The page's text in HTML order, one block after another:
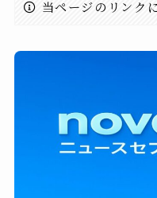
当ページのリンク